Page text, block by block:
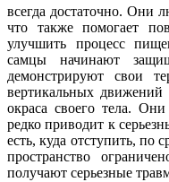
всегда достаточно. Они
что также помогает
улучшить процесс
самцы начинают
демонстрируют свои
вертикальных движений
окраса своего тела.
редко приводит к
есть, куда отступить, по
пространство
получают серьезные